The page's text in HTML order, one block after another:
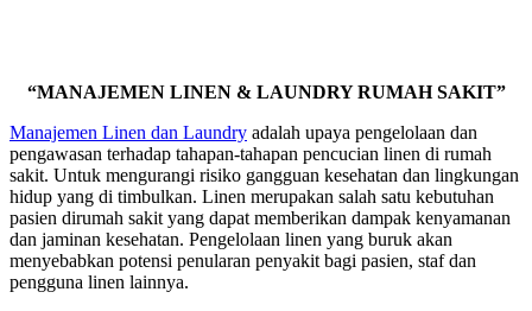
“MANAJEMEN LINEN & LAUNDRY RUMAH SAKIT”
Manajemen Linen dan Laundry adalah upaya pengelolaan dan
pengawasan terhadap tahapan-tahapan pencucian linen di rumah
sakit. Untuk mengurangi risiko gangguan kesehatan dan lingkungan
hidup yang di timbulkan. Linen merupakan salah satu kebutuhan
pasien dirumah sakit yang dapat memberikan dampak kenyamanan
dan jaminan kesehatan. Pengelolaan linen yang buruk akan
menyebabkan potensi penularan penyakit bagi pasien, staf dan
pengguna linen lainnya.